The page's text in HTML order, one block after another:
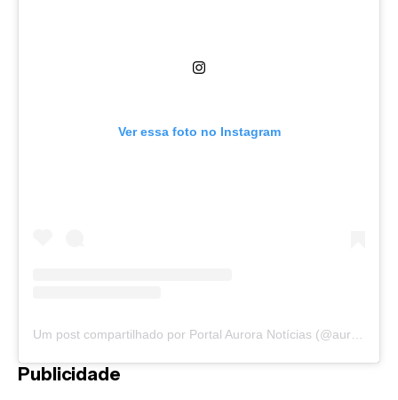
Ver essa foto no Instagram
Um post compartilhado por Portal Aurora Notícias (@auroranoticias)
Publicidade